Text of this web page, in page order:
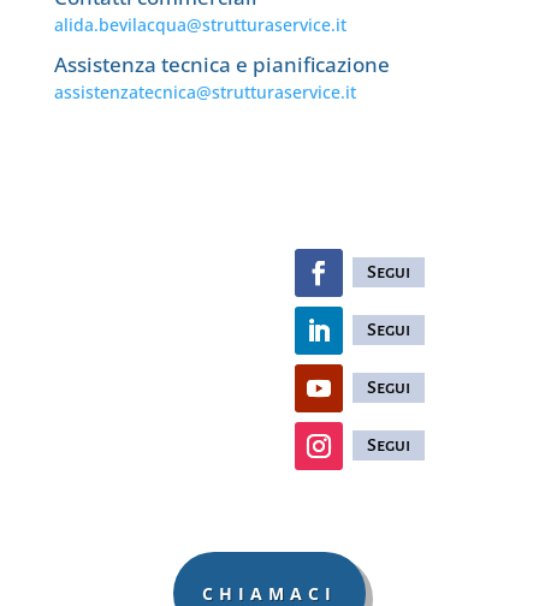
alida.bevilacqua@strutturaservice.it
Assistenza tecnica e pianificazione
assistenzatecnica@strutturaservice.it
Segui
Segui
Segui
Segui
CHIAMACI